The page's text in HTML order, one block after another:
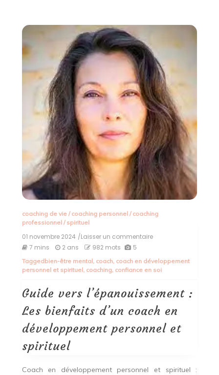
coaching de vie/ coaching personnel / coaching
professionnel / spirituel
01 novembre 2024 /Laisser un commentaireon
l’épanouissement
:
d’un
coach
en
développement
personnel
7 mins 2 ans 982 mots 5
Taggedbien-être mental, coach, coach en développement
personnel et spirituel, coaching, confiance en soi
Guide vers l’épanouissement :
Les bienfaits d’un coach en
développement personnel et
spirituel
Coach en développement personnel et spirituel :